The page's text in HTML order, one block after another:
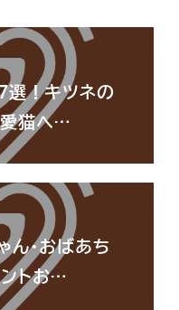
選！キツネの
愛猫へ…
ん・おばあち
トお…